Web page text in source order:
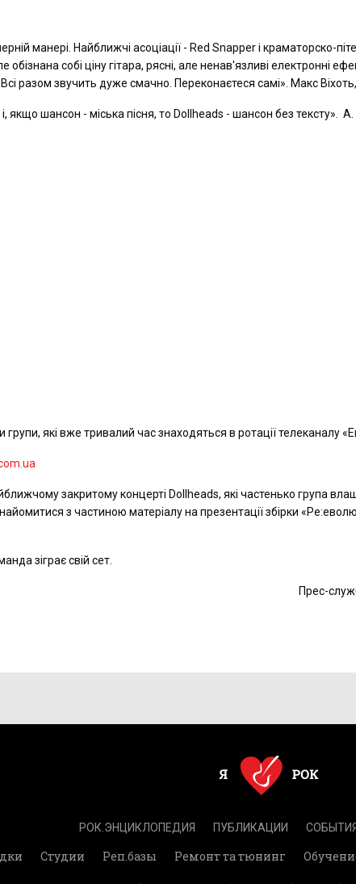
манері. Найближчі асоціації - Red Snapper і краматорско-
собі ціну гітара, рясні, але ненав'язливі електронні
Всі разом звучить дуже смачно. Переконаєтеся самі». Макс
якщо шансон - міська пісня, то Dollheads - шансон без тексту». А.
які вже тривалий час знаходяться в ротації телеканалу
закритому концерті Dollheads, які частенько група
з частиною матеріалу на презентації збірки
зіграє свій сет.
Прес-
РОК.ЭНЦИКЛОПЕДИЯ ПУБЛИКАЦИИ
Студии Реп.базы Ремонт та тюнинг